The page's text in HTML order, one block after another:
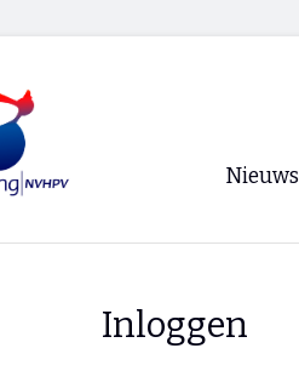
Nieuws
Inloggen